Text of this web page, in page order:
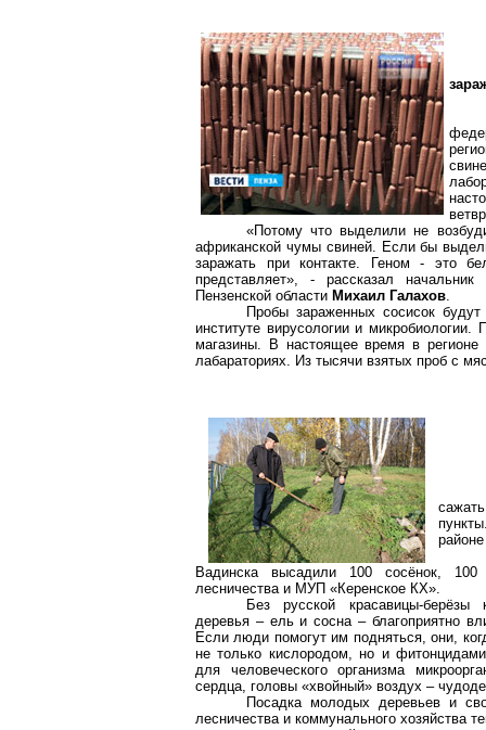
«Потому что выделили не
африканской чумы свиней. Если бы
заражать при контакте. Геном - это
представляет», - рассказал начальник
Пензенской области Михаил Галахов.
Пробы зараженных сосисок
институте вирусологии и
магазины. В настоящее время в регионе
лабараториях. Из тысячи взятых проб с
Вадинска высадили 100 сосёнок, 100
лесничества и МУП «Керенское КХ».
Без русской красавицы-
деревья – ель и сосна – благоприятно
Если люди помогут им подняться, они,
не только кислородом, но и
для человеческого организма
сердца, головы «хвойный» воздух –
Посадка молодых деревьев и
лесничества и коммунального хозяйства